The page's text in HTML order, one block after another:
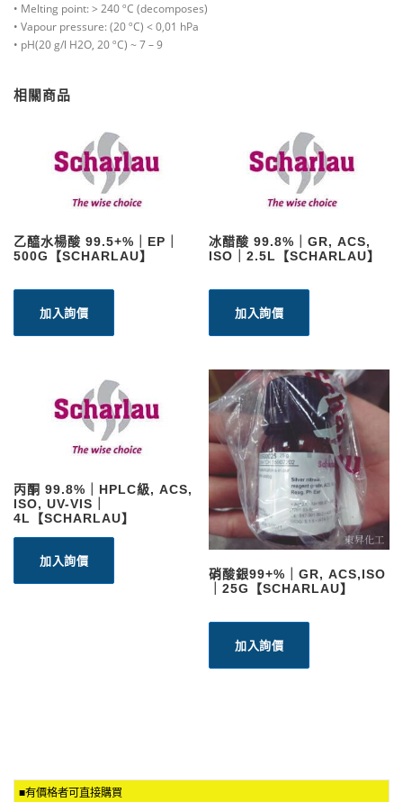
• Melting point: > 240 ºC (decomposes)
• Vapour pressure: (20 ºC) < 0,01 hPa
• pH(20 g/l H2O, 20 ºC) ~ 7 – 9
相關商品
乙醯水楊酸 99.5+%｜EP｜
500G【SCHARLAU】
加入詢價
冰醋酸 99.8%｜GR, ACS,
ISO｜2.5L【SCHARLAU】
加入詢價
丙酮 99.8%｜HPLC級, ACS,
ISO, UV-VIS｜
4L【SCHARLAU】
加入詢價
硝酸銀99+%｜GR, ACS,ISO
｜25G【SCHARLAU】
加入詢價
■有價格者可直接購買